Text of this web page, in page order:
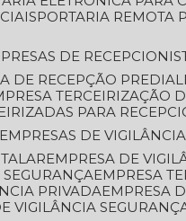
PORTARIA
DE
DE RECEPÇÃO PREDIAL
TERCEIRIZAÇÃO
PARA
EMPRESAS DE VIGILÂNCIA
EMPRESA DE
SEGURANÇA
EMPRESA
PRIVADA
EMPRESA
VIGILÂNCIA